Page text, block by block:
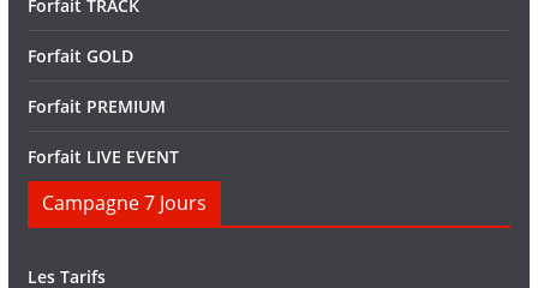
Forfait TRACK
Forfait GOLD
Forfait PREMIUM
Forfait LIVE EVENT
Campagne 7 Jours
Les Tarifs